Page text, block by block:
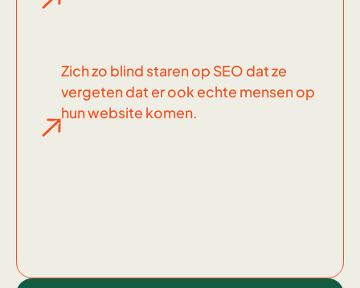
Zich zo blind staren op SEO dat ze
vergeten dat er ook echte mensen op
hun website komen.